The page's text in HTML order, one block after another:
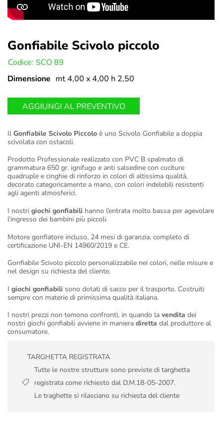
Gonfiabile Scivolo piccolo
Codice: SCO 89
Dimensione mt 4,00 x 4,00 h 2,50
AGGIUNGI AL PREVENTIVO
Il Gonfiabile Scivolo Piccolo è uno Scivolo Gonfiabile a doppia
scivolata con ostacoli.
Prodotto Professionale realizzato con PVC B spalmato di
grammatura 650 gr. ignifugo e anti salsedine con cuciture
quadruple e cinghie di rinforzo in colori di altissima qualità,
decorato categoricamente a mano, con colori indelebili resistenti
agli agenti atmosferici.
I nostri giochi gonfiabili hanno l’entrata molto bassa per agevolare
l’ingresso dei bambini più piccoli.
Motore gonfiatore incluso, 24 mesi di garanzia, completo di
certificazione UNI-EN 14960/2019 e CE.
Gonfiabile Scivolo piccolo personalizzabile nei colori, nelle misure e
nel design su richiesta del cliente.
I giochi gonfiabili sono dotati di sacco per il trasporto. Costruiti
sempre con materie di primissima qualità italiana.
I nostri prezzi non temono confronti, in quando la vendita dei
nostri giochi gonfiabili avviene in maniera diretta dal produttore al
consumatore.
TARGHETTA REGISTRATA
Tutte le nostre strutture sono previste di targhetta
registrata come richiesto dal D.M.18-05-2007.
Le traghette si rilasciano su richiesta del cliente